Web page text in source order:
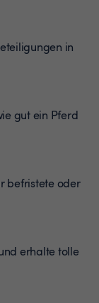
in
gut ein Pferd
befristete oder
erhalte tolle